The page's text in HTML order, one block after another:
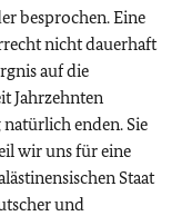
besprochen. Eine
nicht dauerhaft
auf die
Jahrzehnten
enden. Sie
wir uns für eine
Staat
und